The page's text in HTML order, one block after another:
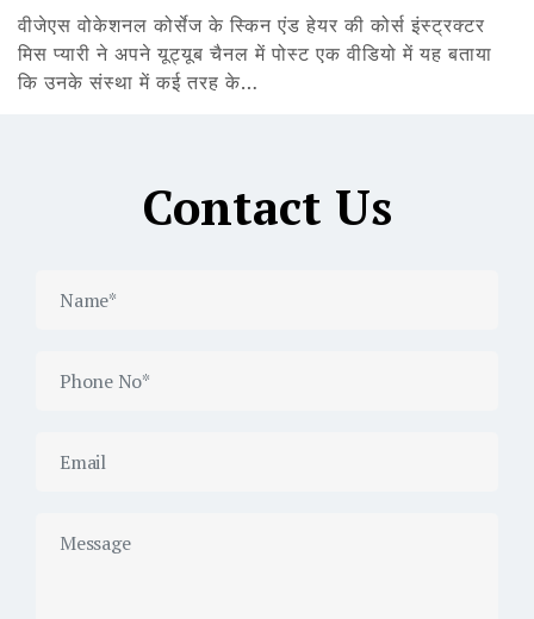
वीजेएस वोकेशनल कोर्सेज के स्किन एंड हेयर की कोर्स इंस्ट्रक्टर
मिस प्यारी ने अपने यूट्यूब चैनल में पोस्ट एक वीडियो में यह बताया
कि उनके संस्था में कई तरह के…
Contact Us